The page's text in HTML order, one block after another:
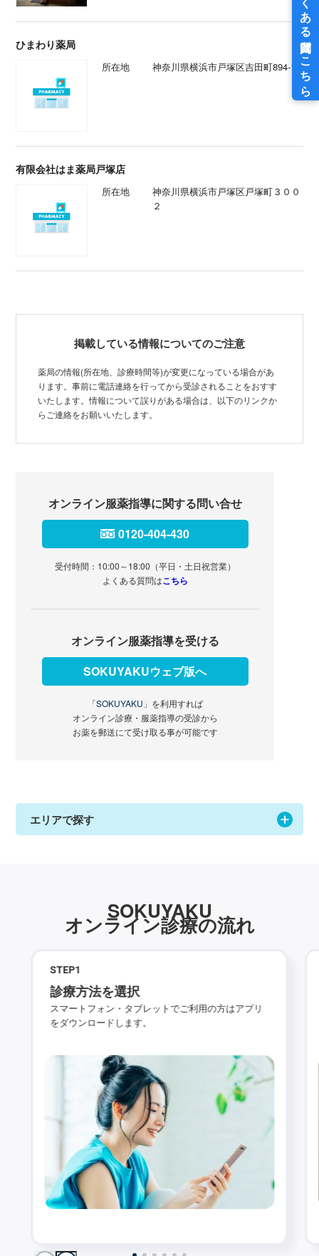
ひまわり薬局
所在地 神奈川県横浜市戸塚区吉田町894-1
有限会社はま薬局戸塚店
所在地
神奈川県横浜市戸塚区戸塚町３００
２
掲載している情報についてのご注意
薬局の情報(所在地、診療時間等)が変更になっている場合があ
ります。事前に電話連絡を行ってから受診されることをおすす
いたします。情報について誤りがある場合は、以下のリンクか
らご連絡をお願いいたします。
オンライン服薬指導に関する問い合せ
0120-404-430
受付時間：10:00～18:00（平日・土日祝営業）
よくある質問はこちら
オンライン服薬指導を受ける
SOKUYAKUウェブ版へ
「SOKUYAKU」 を利用すれば
オンライン診療・服薬指導の受診から
お薬を郵送にて受け取る事が可能です
エリアで探す
SOKUYAKU
オンライン診療の流れ
STEP1
診療方法を選択
スマートフォン・タブレットでご利用の方はアプリ
をダウンロードします。